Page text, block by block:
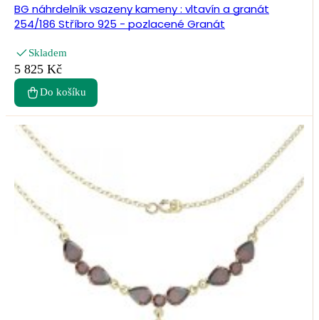
BG náhrdelník vsazeny kameny : vltavín a granát
254/186 Stříbro 925 - pozlacené Granát
Skladem
5 825 Kč
Do košíku